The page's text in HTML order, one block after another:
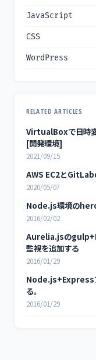
JavaScript
CSS
WordPress
RELATED ARTICLES
VirtualBoxで日時
[開発環境]
2021/09/15
AWS EC2とGitLab
2020/05/07
Node.js環境の
2016/02/02
Aurelia.jsの
監視を追加する
2016/01/29
Node.js+Express
る。
2016/01/29